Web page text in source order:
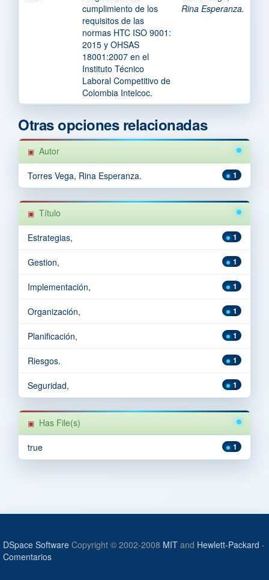
cumplimiento de los
requisitos de las
normas HTC ISO 9001:
2015 y OHSAS
18001:2007 en el
Instituto Técnico
Laboral Competitivo de
Colombia Intelcoc.
Rina Esperanza.
Otras opciones relacionadas
Autor
1
Torres Vega, Rina Esperanza.
Título
1
Estrategias,
1
Gestion,
1
Implementación,
1
Organización,
1
Planificación,
1
Riesgos.
1
Seguridad,
Has File(s)
1
true
DSpace Software Copyright © 2002-2008 MIT and Hewlett-Packard -
Comentarios